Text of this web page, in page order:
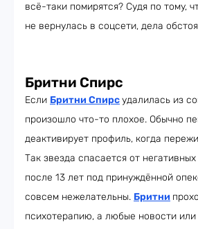
всё-таки помирятся? Судя по тому,
не вернулась в соцсети, дела
Бритни Спирс
Если Бритни Спирсудалилась из
произошло что-то плохое. Обычно
деактивирует профиль, когда
Так звезда спасается от
после 13 лет под принуждённой
совсем нежелательны. Бритни
психотерапию, а любые новости или